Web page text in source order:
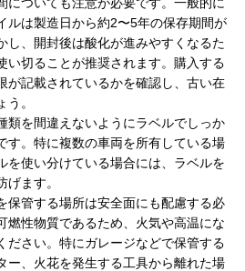
ルは製造日から約2〜5年の保存期間が
し、開封後は酸化が進みやすくなるた
い切ることが推奨されます。購入する
が記載されているかを確認し、古い在
。
類を間違えないようにラベルでしっか
す。特に複数の車両を所有している場
を使い分けている場合には、ラベルを
ます。
保管する場所は安全面にも配慮する必
燃性物質であるため、火気や高温にな
ださい。特にガレージなどで保管する
ー、火花を発生する工具から離れた場